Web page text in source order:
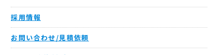
採用情報
お問い合わせ/見積依頼